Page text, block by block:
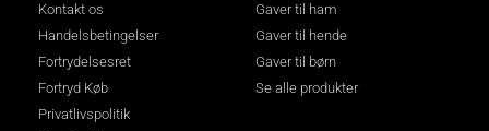
Kontakt os
Handelsbetingelser
Fortrydelsesret
Fortryd Køb
Privatlivspolitik
Gaver til ham
Gaver til hende
Gaver til børn
Se alle produkter